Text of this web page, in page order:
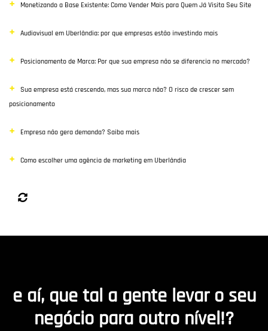
Monetizando a Base Existente: Como Vender Mais para Quem Já Visita Seu Site
Audiovisual em Uberlândia: por que empresas estão investindo mais
Posicionamento de Marca: Por que sua empresa não se diferencia no mercado?
Sua empresa está crescendo, mas sua marca não? O risco de crescer sem
posicionamento
Empresa não gera demanda? Saiba mais
Como escolher uma agência de marketing em Uberlândia
e aí, que tal a gente levar o seu
negócio para outro nível!?